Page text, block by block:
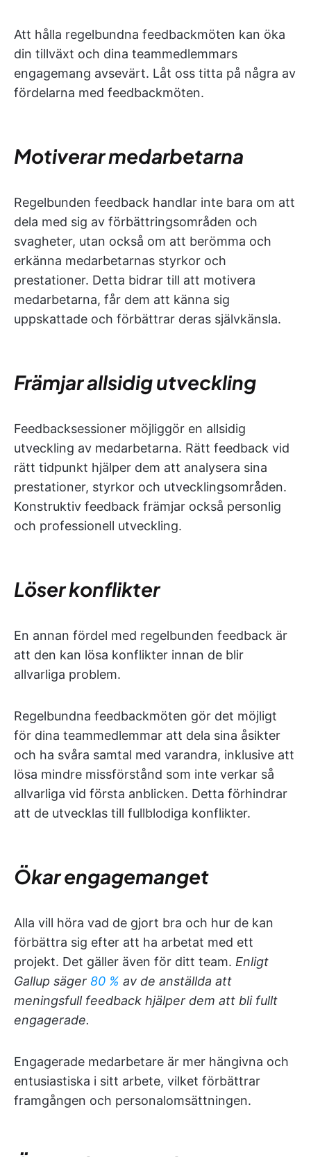
Att hålla regelbundna feedbackmöten kan öka
din tillväxt och dina teammedlemmars
engagemang avsevärt. Låt oss titta på några av
fördelarna med feedbackmöten.
Motiverar medarbetarna
Regelbunden feedback handlar inte bara om att
dela med sig av förbättringsområden och
svagheter, utan också om att berömma och
erkänna medarbetarnas styrkor och
prestationer. Detta bidrar till att motivera
medarbetarna, får dem att känna sig
uppskattade och förbättrar deras självkänsla.
Främjar allsidig utveckling
Feedbacksessioner möjliggör en allsidig
utveckling av medarbetarna. Rätt feedback vid
rätt tidpunkt hjälper dem att analysera sina
prestationer, styrkor och utvecklingsområden.
Konstruktiv feedback främjar också personlig
och professionell utveckling.
Löser konflikter
En annan fördel med regelbunden feedback är
att den kan lösa konflikter innan de blir
allvarliga problem.
Regelbundna feedbackmöten gör det möjligt
för dina teammedlemmar att dela sina åsikter
och ha svåra samtal med varandra, inklusive att
lösa mindre missförstånd som inte verkar så
allvarliga vid första anblicken. Detta förhindrar
att de utvecklas till fullblodiga konflikter.
Ökar engagemanget
Alla vill höra vad de gjort bra och hur de kan
förbättra sig efter att ha arbetat med ett
projekt. Det gäller även för ditt team. Enligt
Gallup säger 80 % av de anställda att
meningsfull feedback hjälper dem att bli fullt
engagerade.
Engagerade medarbetare är mer hängivna och
entusiastiska i sitt arbete, vilket förbättrar
framgången och personalomsättningen.